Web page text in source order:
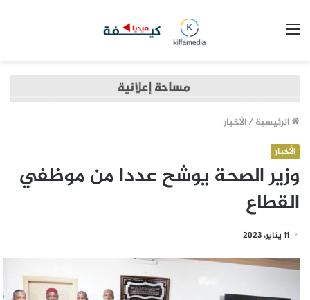
الرئيسية /الأخبار
الأخبار
وزير الصحة يوشح عددا من موظفي
القطاع
11 يناير، 2023